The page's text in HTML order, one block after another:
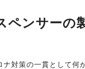
ペンサーの
ナ対策の一貫として何